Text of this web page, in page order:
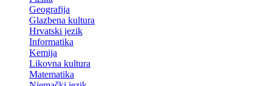
Geografija
Glazbena kultura
Hrvatski jezik
Informatika
Kemija
Likovna kultura
Matematika